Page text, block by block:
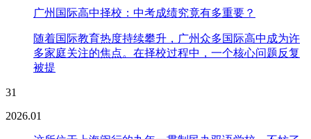
广州国际高中择校：中考成绩究竟有多重要？
随着国际教育热度持续攀升，广州众多国际高中成为许
多家庭关注的焦点。在择校过程中，一个核心问题反复
被提
31
2026.01